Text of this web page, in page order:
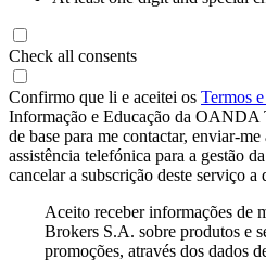
Check all consents
Confirmo que li e aceitei os Termos
Informação e Educação da
de base para me contactar, enviar-
assistência telefónica para a gestão
cancelar a subscrição deste serviço a
Aceito receber informações
Brokers S.A. sobre produtos e
promoções, através dos dados